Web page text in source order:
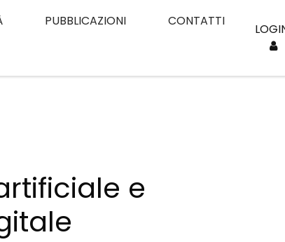
PUBBLICAZIONI CONTATTI
e